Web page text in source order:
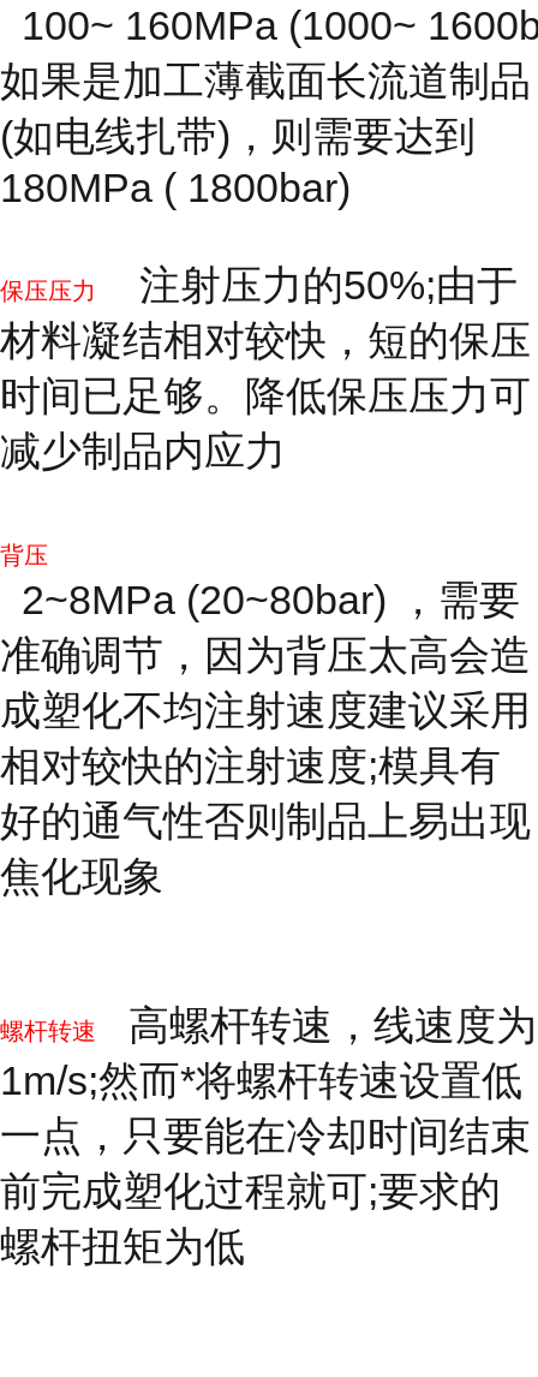
100~ 160MPa (1000~
如果是加工薄截面长流道制品
(如电线扎带)，则需要达到
180MPa ( 1800bar)
保压压力
注射压力的50%;由于
材料凝结相对较快，短的保压
时间已足够。降低保压压力可
减少制品内应力
背压
2~8MPa (20~80bar) ，需要
准确调节，因为背压太高会造
成塑化不均注射速度建议采用
相对较快的注射速度;模具有
好的通气性否则制品上易出现
焦化现象
螺杆转速
高螺杆转速，线速度为
1m/s;然而*将螺杆转速设置低
一点，只要能在冷却时间结束
前完成塑化过程就可;要求的
螺杆扭矩为低